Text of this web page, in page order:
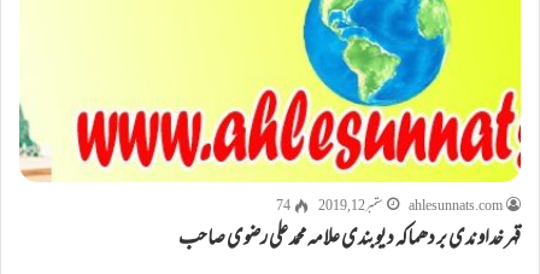
ahlesunnats.com ستمبر 12, 2019 74
قہر خداوندی بر دھماکہ دیوبندی علامہ محمد علی رضوی صاحب